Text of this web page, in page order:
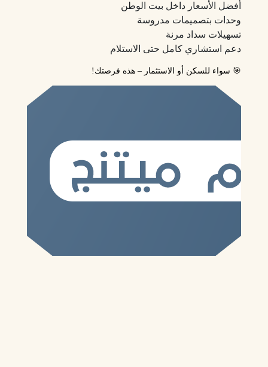
أفضل الأسعار داخل بيت الوطن
وحدات بتصميمات مدروسة
تسهيلات سداد مرنة
دعم استشاري كامل حتى الاستلام
🎯 سواء للسكن أو الاستثمار – هذه فرصتك!